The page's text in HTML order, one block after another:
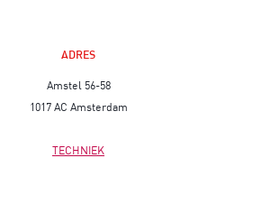
ADRES
Amstel 56-58
1017 AC Amsterdam
TECHNIEK